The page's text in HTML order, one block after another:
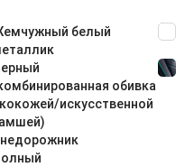
белый
обивка
искусственной